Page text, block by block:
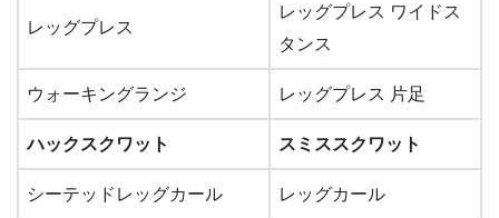
レッグプレス
レッグプレス ワイドス
タンス
ウォーキングランジ レッグプレス 片足
ハックスクワット スミススクワット
シーテッドレッグカール レッグカール